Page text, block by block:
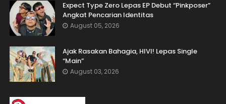
Expect Type Zero Lepas EP Debut “Pinkposer”
Angkat Pencarian Identitas
August 05, 2026
Ajak Rasakan Bahagia, HIVI! Lepas Single
“Main”
August 03, 2026